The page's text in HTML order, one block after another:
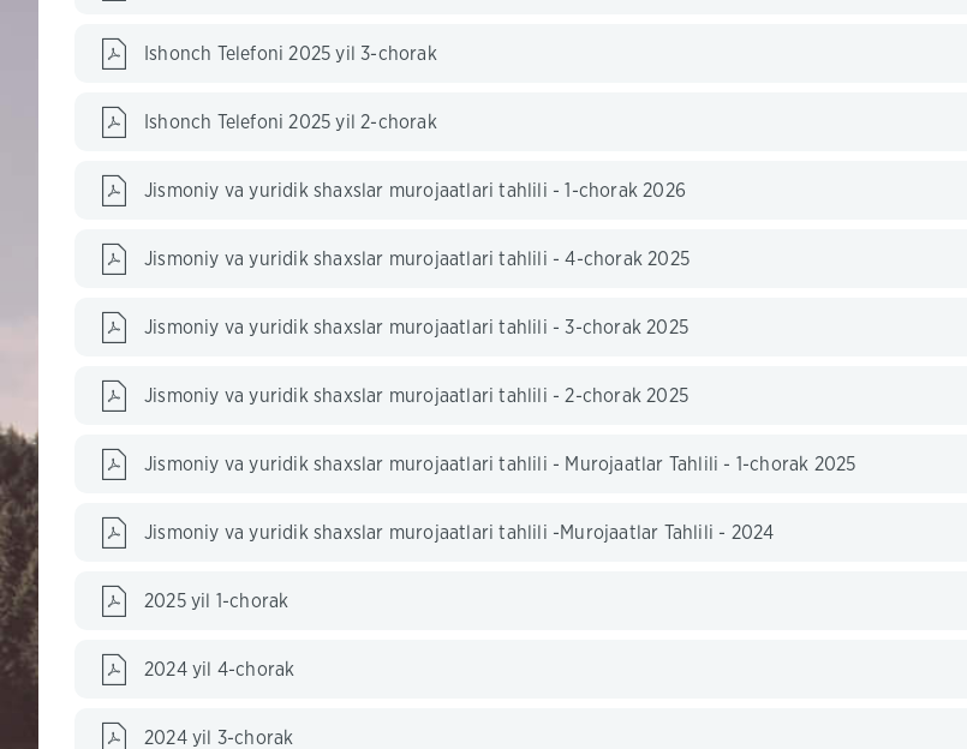
Ishonch Telefoni 2025 yil 3-chorak
Ishonch Telefoni 2025 yil 2-chorak
Jismoniy va yuridik shaxslar murojaatlari tahlili - 1-chorak 2026
Jismoniy va yuridik shaxslar murojaatlari tahlili - 4-chorak 2025
Jismoniy va yuridik shaxslar murojaatlari tahlili - 3-chorak 2025
Jismoniy va yuridik shaxslar murojaatlari tahlili - 2-chorak 2025
Jismoniy va yuridik shaxslar murojaatlari tahlili - Murojaatlar Tahlili - 1-chorak 2025
Jismoniy va yuridik shaxslar murojaatlari tahlili -Murojaatlar Tahlili - 2024
2025 yil 1-chorak
2024 yil 4-chorak
2024 yil 3-chorak